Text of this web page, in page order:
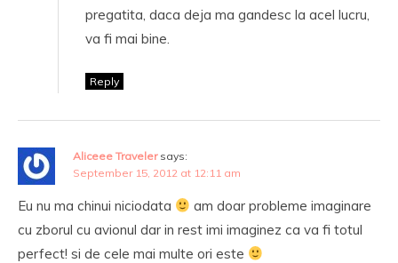
pregatita, daca deja ma gandesc la acel lucru,
va fi mai bine.
Reply
Aliceee Traveler says:
September 15, 2012 at 12:11 am
Eu nu ma chinui niciodata
am doar probleme imaginare
cu zborul cu avionul dar in rest imi imaginez ca va fi totul
perfect! si de cele mai multe ori este